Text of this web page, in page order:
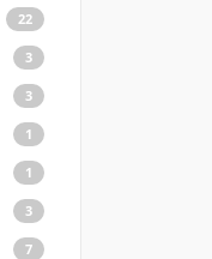
22
3
3
1
1
3
7